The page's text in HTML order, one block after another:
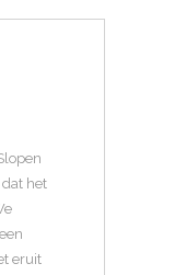
het
eruit